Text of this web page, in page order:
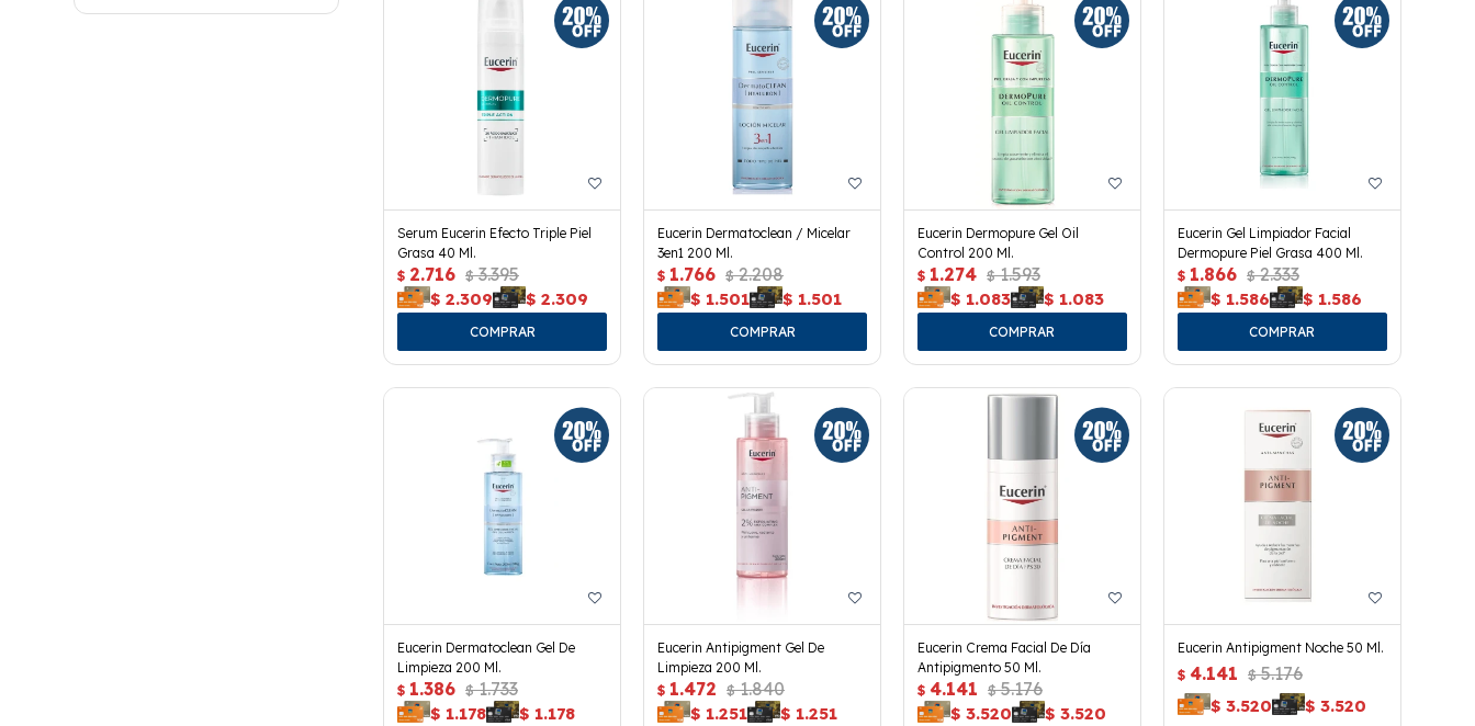
Serum Eucerin Efecto Triple Piel
Grasa 40 Ml.
$ 2.716 $ 3.395
$ 2.309 $ 2.309
Eucerin Dermatoclean / Micelar
3en1 200 Ml.
$ 1.766 $ 2.208
$ 1.501 $ 1.501
Eucerin Dermopure Gel Oil
Control 200 Ml.
$ 1.274 $ 1.593
$ 1.083 $ 1.083
Eucerin Gel Limpiador Facial
Dermopure Piel Grasa 400 Ml.
$ 1.866 $ 2.333
$ 1.586 $ 1.586
Eucerin Dermatoclean Gel De
Limpieza 200 Ml.
$ 1.386 $ 1.733
$ 1.178 $ 1.178
Eucerin Antipigment Gel De
Limpieza 200 Ml.
$ 1.472 $ 1.840
$ 1.251 $ 1.251
Eucerin Crema Facial De Día
Antipigmento 50 Ml.
$ 4.141 $ 5.176
$ 3.520 $ 3.520
Eucerin Antipigment Noche 50 Ml.
$ 4.141 $ 5.176
$ 3.520 $ 3.520